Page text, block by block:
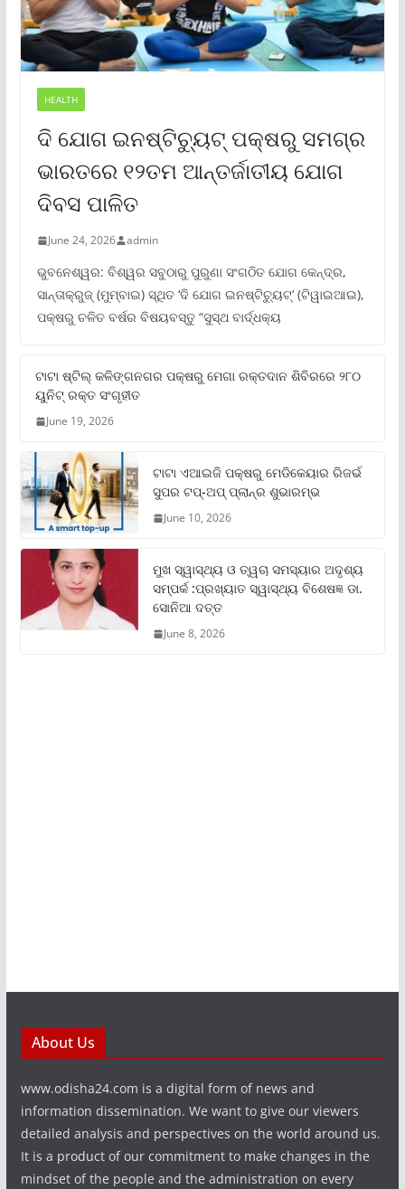
HEALTH
ଦି ଯୋଗ ଇନଷ୍ଟିଚ୍ୟୁଟ୍ ପକ୍ଷରୁ ସମଗ୍ର
ଭାରତରେ ୧୨ତମ ଆନ୍ତର୍ଜାତୀୟ ଯୋଗ
ଦିବସ ପାଳିତ
June 24, 2026 admin
ଭୁବନେଶ୍ୱର: ବିଶ୍ୱର ସବୁଠାରୁ ପୁରୁଣା ସଂଗଠିତ ଯୋଗ କେନ୍ଦ୍ର,
ସାନ୍ତାକ୍ରୁଜ୍ (ମୁମ୍ବାଇ) ସ୍ଥିତ ‘ଦି ଯୋଗ ଇନଷ୍ଟିଚ୍ୟୁଟ୍‌’ (ଟିୱାଇଆଇ),
ପକ୍ଷରୁ ଚଳିତ ବର୍ଷର ବିଷୟବସ୍ତୁ “ସୁସ୍ଥ ବାର୍ଦ୍ଧକ୍ୟ
ଟାଟା ଷ୍ଟିଲ୍‌ କଳିଙ୍ଗନଗର ପକ୍ଷରୁ ମେଗା ରକ୍ତଦାନ ଶିବିରରେ ୨୮୦
ୟୁନିଟ୍‌ ରକ୍ତ ସଂଗୃହୀତ
June 19, 2026
ଟାଟା ଏଆଇଜି ପକ୍ଷରୁ ମେଡିକେୟାର ରିଜର୍ଭ
ସୁପର ଟପ୍‌-ଅପ୍ ପ୍ଲାନ୍‌ର ଶୁଭାରମ୍ଭ
June 10, 2026
ମୁଖ ସ୍ୱାସ୍ଥ୍ୟ ଓ ତ୍ୱଚା ସମସ୍ୟାର ଅଦୃଶ୍ୟ
ସମ୍ପର୍କ :ପ୍ରଖ୍ୟାତ ସ୍ୱାସ୍ଥ୍ୟ ବିଶେଷଜ୍ଞ ଡା.
ସୋନିଆ ଦତ୍ତ
June 8, 2026
About Us
www.odisha24.com is a digital form of news and
information dissemination. We want to give our viewers
detailed analysis and perspectives on the world around us.
It is a product of our commitment to make changes in the
mindset of the people and the administration on every